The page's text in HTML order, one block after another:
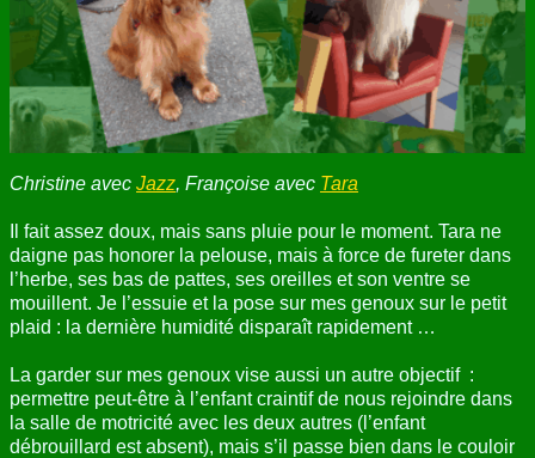
ANNUAIRE
CONTACT
Christine avec Jazz, Françoise avec Tara
Il fait assez doux, mais sans pluie pour le moment. Tara ne
daigne pas honorer la pelouse, mais à force de fureter dans
l’herbe, ses bas de pattes, ses oreilles et son ventre se
mouillent. Je l’essuie et la pose sur mes genoux sur le petit
plaid : la dernière humidité disparaît rapidement …
La garder sur mes genoux vise aussi un autre objectif :
permettre peut-être à l’enfant craintif de nous rejoindre dans
la salle de motricité avec les deux autres (l’enfant
débrouillard est absent), mais s’il passe bien dans le couloir